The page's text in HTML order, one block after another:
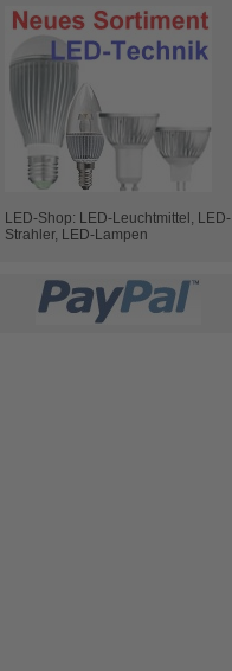
LED-Shop: LED-Leuchtmittel, LED-
Strahler, LED-Lampen